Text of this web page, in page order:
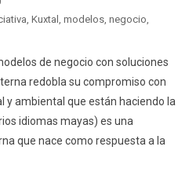
, Kuxtal , modelos, negocio,
de negocio con soluciones
redobla su compromiso con
y ambiental que están haciendo la
idiomas mayas) es una
que nace como respuesta a la